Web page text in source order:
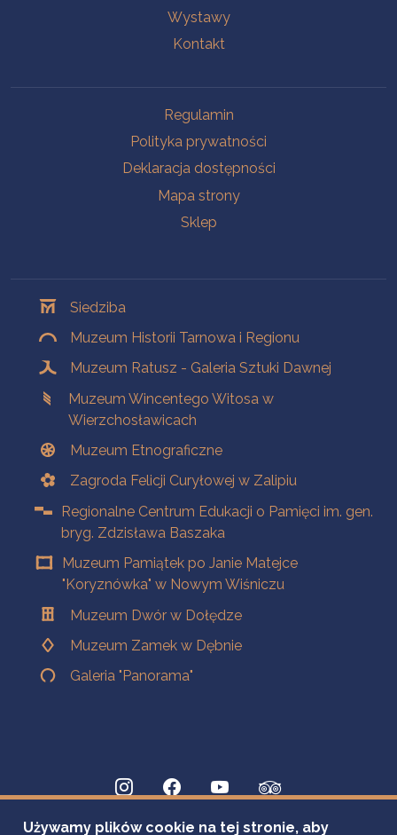
Wystawy
Kontakt
Regulamin
Polityka prywatności
Deklaracja dostępności
Mapa strony
Sklep
Siedziba
Muzeum Historii Tarnowa i Regionu
Muzeum Ratusz - Galeria Sztuki Dawnej
Muzeum Wincentego Witosa w
Wierzchosławicach
Muzeum Etnograficzne
Zagroda Felicji Curyłowej w Zalipiu
Regionalne Centrum Edukacji o Pamięci im. gen.
bryg. Zdzisława Baszaka
Muzeum Pamiątek po Janie Matejce
"Koryznówka" w Nowym Wiśniczu
Muzeum Dwór w Dołędze
Muzeum Zamek w Dębnie
Galeria "Panorama"
Używamy plików cookie na tej stronie, aby